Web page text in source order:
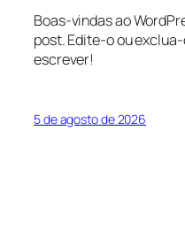
Boas-vindas ao
post. Edite-o ou
escrever!
5 de agosto de 2026